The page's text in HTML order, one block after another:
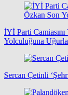
İYİ Parti
Yolculuğuna
Sercan Çetinli